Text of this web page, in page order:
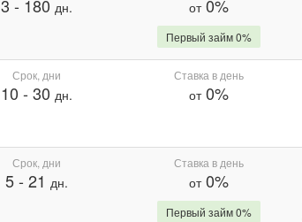
3 - 180 дн. от0%
Первый займ 0%
Срок, дни
10 - 30 дн.
Ставка в день
от0%
Срок, дни
5- 21 дн.
Ставка в день
от0%
Первый займ 0%